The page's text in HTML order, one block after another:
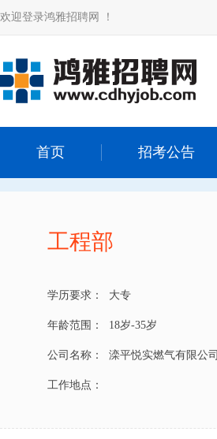
欢迎登录鸿雅招聘网 ！
首页 招考公告
工程部
学历要求： 大专
年龄范围： 18岁-35岁
公司名称： 滦平悦实燃气有限公司
工作地点：